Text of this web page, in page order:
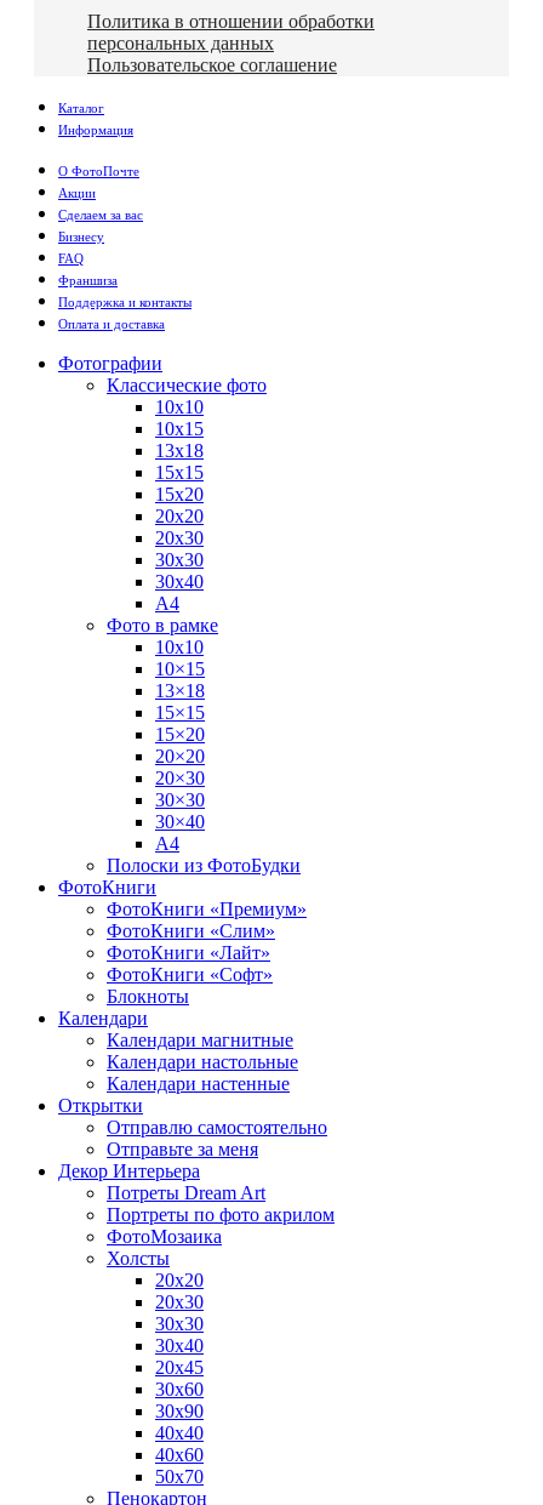
Политика в отношении обработки
персональных данных
Пользовательское соглашение
Каталог
Информация
О ФотоПочте
Акции
Сделаем за вас
Бизнесу
FAQ
Франшиза
Поддержка и контакты
Оплата и доставка
Фотографии
Классические фото
10х10
10х15
13х18
15х15
15х20
20х20
20х30
30х30
30х40
А4
Фото в рамке
10х10
10×15
13×18
15×15
15×20
20×20
20×30
30×30
30×40
A4
Полоски из ФотоБудки
ФотоКниги
ФотоКниги «Премиум»
ФотоКниги «Слим»
ФотоКниги «Лайт»
ФотоКниги «Софт»
Блокноты
Календари
Календари магнитные
Календари настольные
Календари настенные
Открытки
Отправлю самостоятельно
Отправьте за меня
Декор Интерьера
Потреты Dream Art
Портреты по фото акрилом
ФотоМозаика
Холсты
20х20
20х30
30х30
30х40
20х45
30х60
30х90
40х40
40х60
50х70
Пенокартон